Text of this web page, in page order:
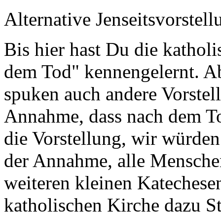
Alternative
Bis hier hast Du die
dem Tod" kennengelernt.
spuken auch andere
Annahme, dass nach dem
die Vorstellung, wir
der Annahme, alle
weiteren kleinen
katholischen Kirche dazu